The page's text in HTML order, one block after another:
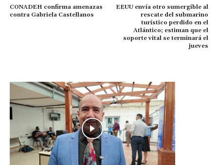
CONADEH confirma amenazas
contra Gabriela Castellanos
EEUU envía otro sumergible al
rescate del submarino
turístico perdido en el
Atlántico; estiman que el
soporte vital se terminará el
jueves